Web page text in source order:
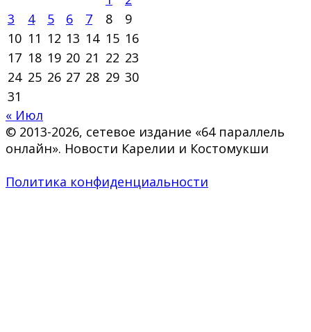
3
4 5 6 7 8
9
10 11 12 13 14 15 16
17 18 19 20 21 22 23
24 25 26 27 28 29 30
31
« Июл
© 2013-2026, сетевое издание «64 параллель
онлайн». Новости Карелии и Костомукши
Политика конфиденциальности